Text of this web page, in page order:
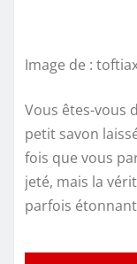
Image de :
Vous êtes-vous
petit savon
fois que vous
jeté, mais la
parfois